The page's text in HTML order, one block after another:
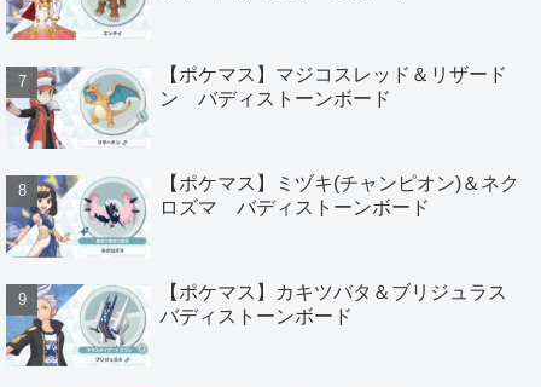
【ポケマス】マジコスレッド＆リザード
ン バディストーンボード
【ポケマス】ミヅキ(チャンピオン)＆ネク
ロズマ バディストーンボード
【ポケマス】カキツバタ＆ブリジュラス
バディストーンボード